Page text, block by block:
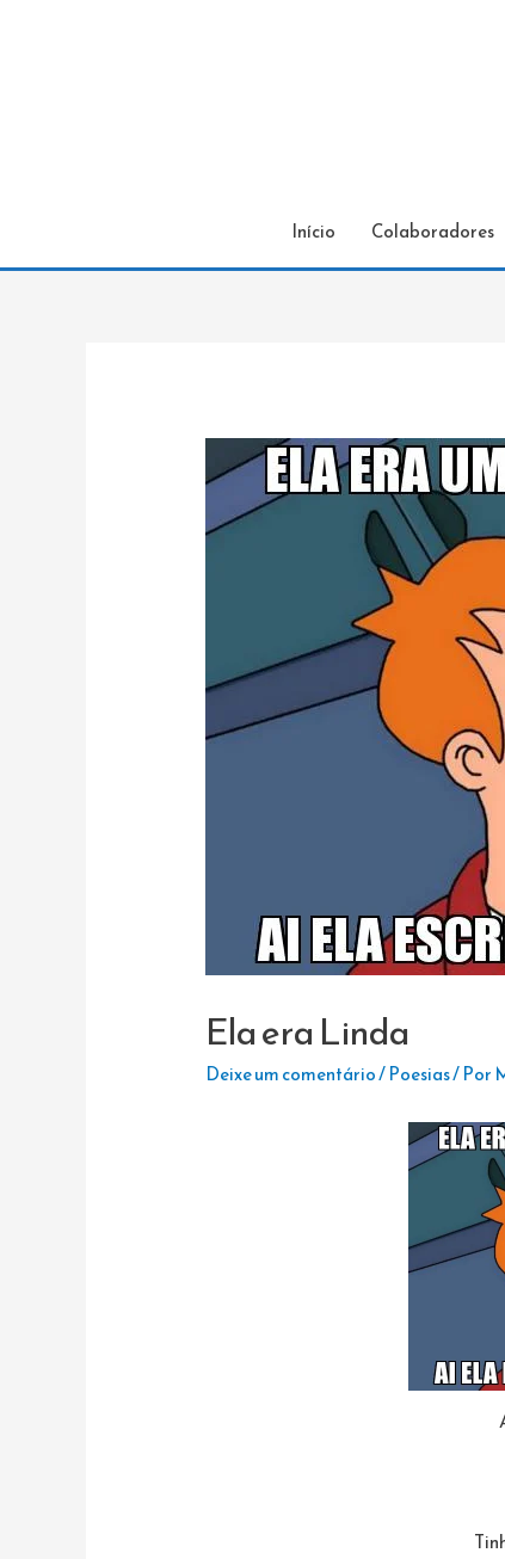
Início Colaboradores
Ela era Linda
Deixe um comentário/Poesias/ Por